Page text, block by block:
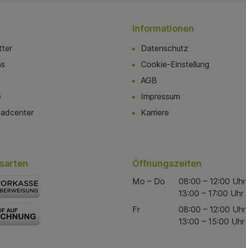
Informationen
Datenschutz
Cookie-Einstellung
AGB
Impressum
Karriere
Öffnungszeiten
Mo – Do
08:00 – 12:00 Uhr
13:00 – 17:00 Uhr
Fr
08:00 – 12:00 Uhr
13:00 – 15:00 Uhr